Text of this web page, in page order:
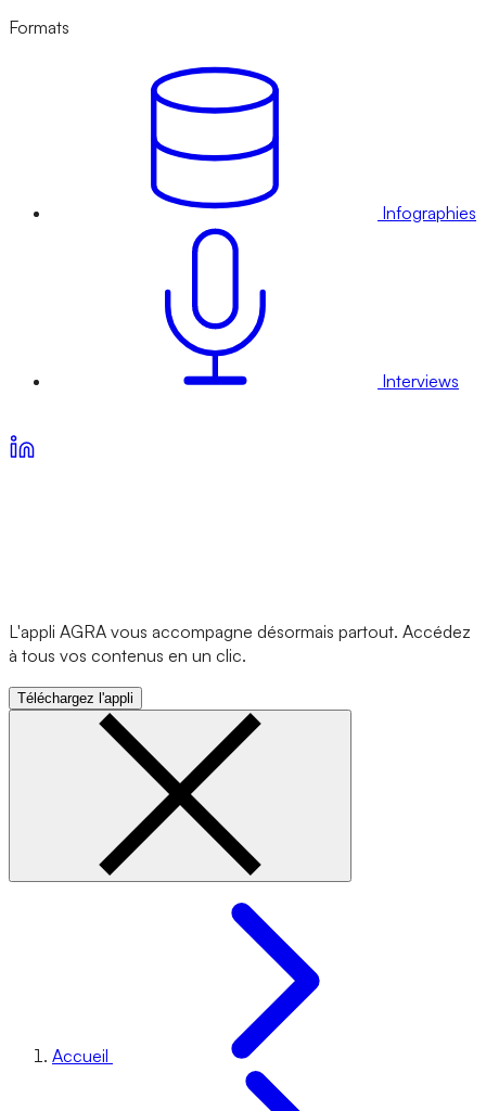
Formats
Infographies
Interviews
L'appli AGRA vous accompagne désormais partout. Accédez
à tous vos contenus en un clic.
Téléchargez l'appli
Accueil